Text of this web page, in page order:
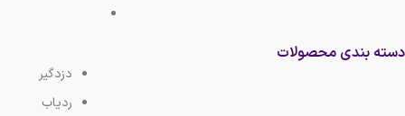
دسته بندی محصولات
دزدگیر
ردیاب